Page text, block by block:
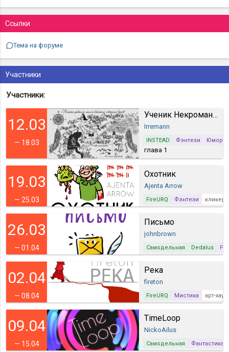
Участники
Участники:
12.03
— 18.03
Ученик Некроманта
Irremann
INSTEAD Фэнтези Юмор
глава 1
19.03
— 25.03
Охотник
Ajenta Arrow
FireURQ Фэнтези кликер
26.03
— 01.04
Письмо
johnbrown
Самодельная Dedalus
02.04
— 08.04
Река
fireton
FireURQ Мистика арт-хаус
09.04
— 15.04
TimeLoop
NickoAilus
Самодельная Фантастика
Ссылки
Тема на форуме